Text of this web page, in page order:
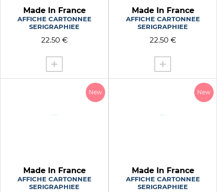
Made In France
AFFICHE CARTONNEE
SERIGRAPHIEE
22.50 €
Made In France
AFFICHE CARTONNEE
SERIGRAPHIEE
22.50 €
New
Made In France
AFFICHE CARTONNEE
SERIGRAPHIEE
New
Made In France
AFFICHE CARTONNEE
SERIGRAPHIEE